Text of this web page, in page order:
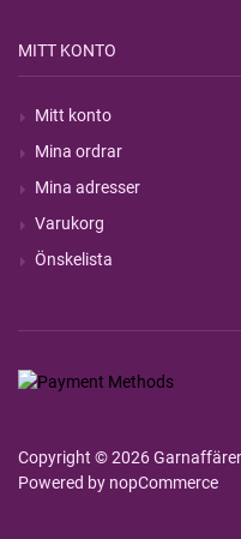
MITT KONTO
Mitt konto
Mina ordrar
Mina adresser
Varukorg
Önskelista
Copyright © 2026
Powered by nopCommerce